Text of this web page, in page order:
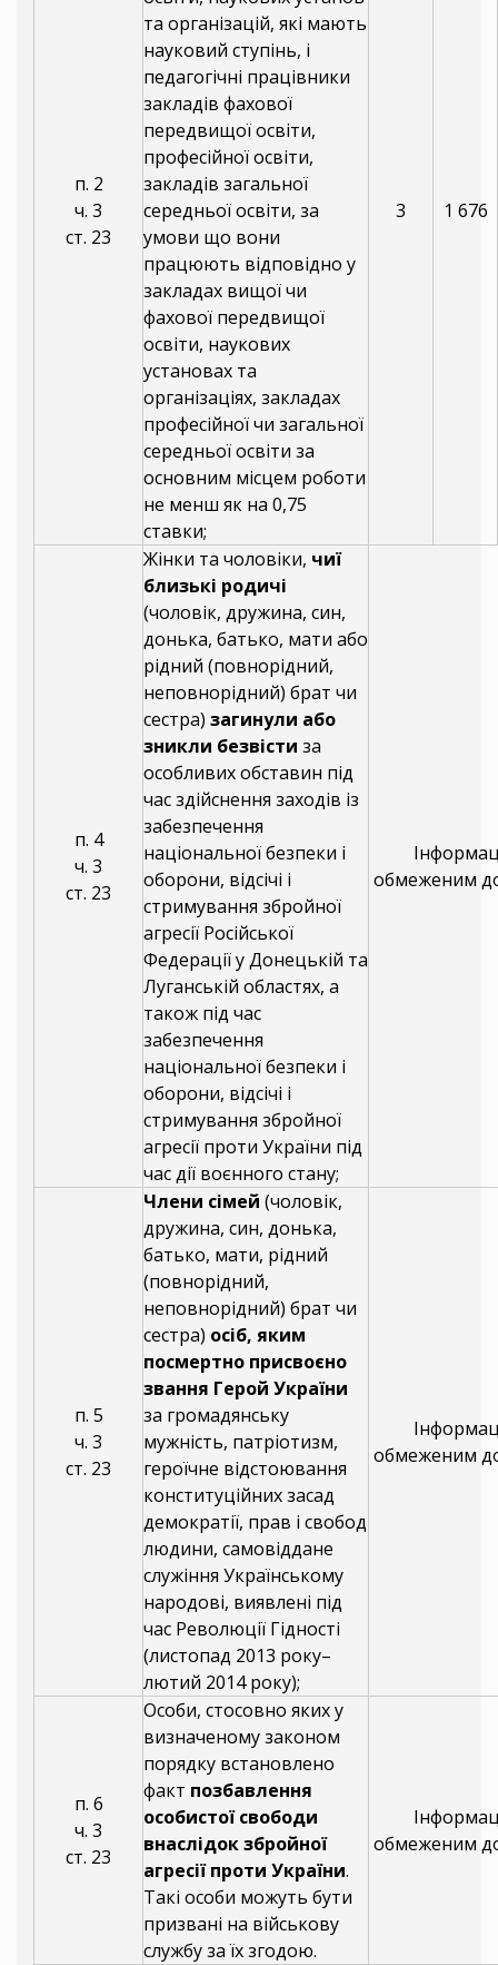
п. 2
ч. 3
ст. 23
та організацій, які мають
науковий ступінь, і
педагогічні працівники
закладів фахової
передвищої освіти,
професійної освіти,
закладів загальної
середньої освіти, за
умови що вони
працюють відповідно у
закладах вищої чи
фахової передвищої
освіти, наукових
установах та
організаціях, закладах
професійної чи загальної
середньої освіти за
основним місцем роботи
не менш як на 0,75
ставки;
3 1 676
п. 4
ч. 3
ст. 23
Жінки та чоловіки, чиї
близькі родичі
(чоловік, дружина, син,
донька, батько, мати або
рідний (повнорідний,
неповнорідний) брат чи
сестра) загинули або
зникли безвісти за
особливих обставин під
час здійснення заходів із
забезпечення
національної безпеки і
оборони, відсічі і
стримування збройної
агресії Російської
Федерації у Донецькій та
Луганській областях, а
також під час
забезпечення
національної безпеки і
оборони, відсічі і
стримування збройної
агресії проти України під
час дії воєнного стану;
обмеженим
п. 5
ч. 3
ст. 23
Члени сімей (чоловік,
дружина, син, донька,
батько, мати, рідний
(повнорідний,
неповнорідний) брат чи
сестра) осіб, яким
посмертно присвоєно
звання Герой України
за громадянську
мужність, патріотизм,
героїчне відстоювання
конституційних засад
демократії, прав і свобод
людини, самовіддане
служіння Українському
народові, виявлені під
час Революції Гідності
(листопад 2013 року–
лютий 2014 року);
обмеженим
п. 6
ч. 3
ст. 23
Особи, стосовно яких у
визначеному законом
порядку встановлено
факт позбавлення
особистої свободи
внаслідок збройної
агресії проти України.
Такі особи можуть бути
призвані на військову
службу за їх згодою.
обмеженим